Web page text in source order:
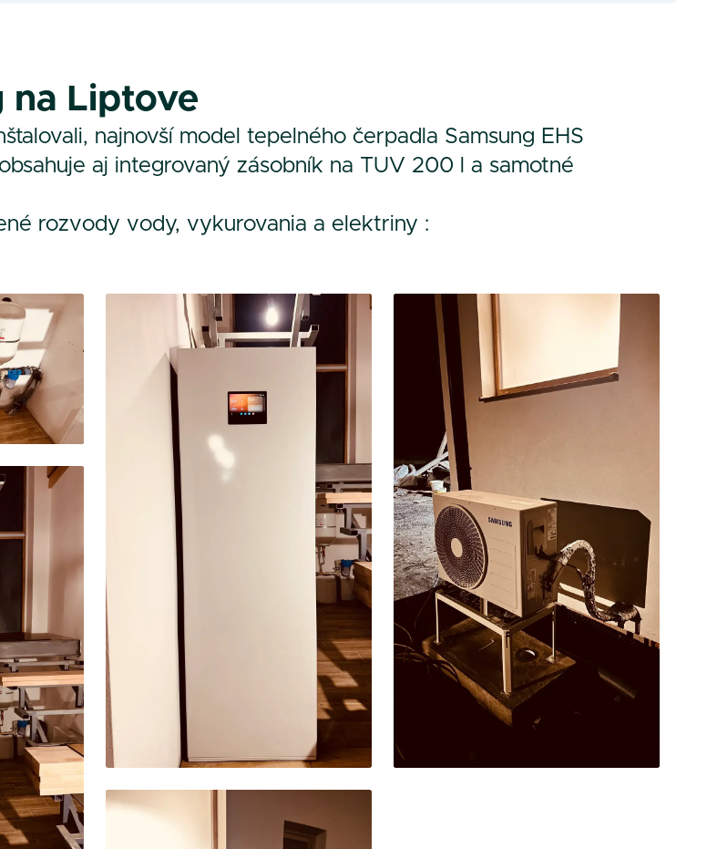
na Liptove
najnovší model tepelného čerpadla Samsung EHS
aj integrovaný zásobník na TUV 200 l a samotné
rozvody vody, vykurovania a elektriny :